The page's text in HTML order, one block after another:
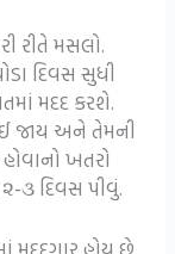
રીતે મસલો.
દિવસ સુધી
મદદ કરશે.
જાય અને તેમની
ખતરો
૩ દિવસ પીવું.